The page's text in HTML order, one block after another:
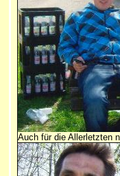
Auch für die Allerletzten